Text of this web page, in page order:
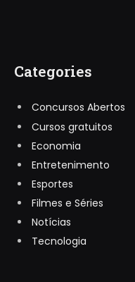
Categories
Concursos Abertos
Cursos gratuitos
Economia
Entretenimento
Esportes
Filmes e Séries
Notícias
Tecnologia